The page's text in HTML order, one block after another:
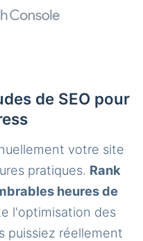
de SEO pour
votre site
pratiques. Rank
heures de
l'optimisation des
puissiez réellement